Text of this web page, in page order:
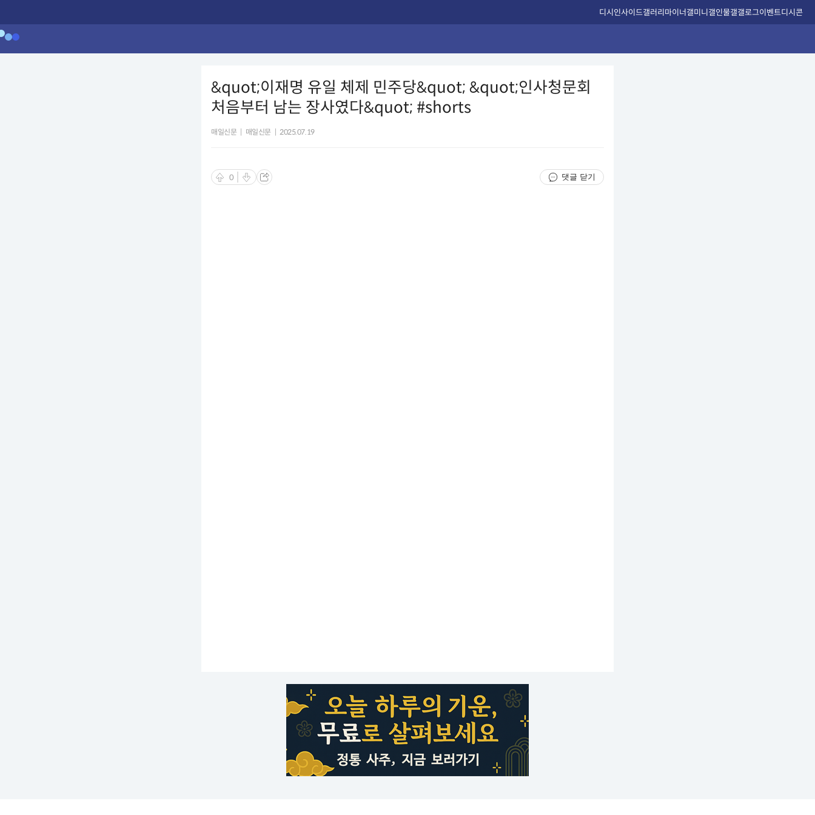
디시인사이드갤러리마이너갤미니갤인물갤갤로그이벤트디시콘
&quot;이재명 유일 체제 민주당&quot; &quot;인사청문회
처음부터 남는 장사였다&quot; #shorts
매일신문 매일신문 2025.07.19
0 댓글 닫기